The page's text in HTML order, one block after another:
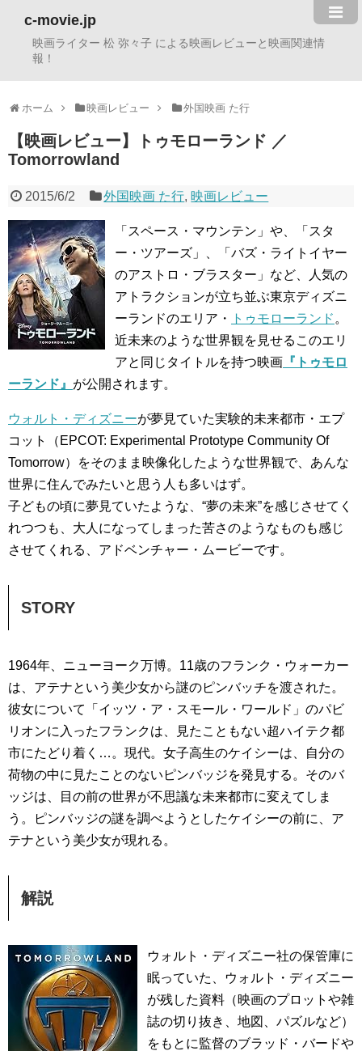
c-movie.jp
映画ライター 松 弥々子 による映画レビューと映画関連情
報！
ホーム 映画レビュー 外国映画 た行
【映画レビュー】トゥモローランド ／
Tomorrowland
2015/6/2 外国映画 た行, 映画レビュー
「スペース・マウンテン」や、「スタ
ー・ツアーズ」、「バズ・ライトイヤー
のアストロ・ブラスター」など、人気の
アトラクションが立ち並ぶ東京ディズニ
ーランドのエリア・
トゥモローランド 。
近未来のような世界観を見せるこのエリ
アと同じタイトルを持つ映画 『トゥモロ
ーランド』 が公開されます。
ウォルト・ディズニーが夢見ていた実験的未来都市・エプ
コット（EPCOT: Experimental Prototype Community Of
Tomorrow）をそのまま映像化したような世界観で、あんな
世界に住んでみたいと思う人も多いはず。
子どもの頃に夢見ていたような、“夢の未来”を感じさせてく
れつつも、大人になってしまった苦さのようなものも感じ
させてくれる、アドベンチャー・ムービーです。
STORY
1964年、ニューヨーク万博。11歳のフランク・ウォーカー
は、アテナという美少女から謎のピンバッチを渡された。
彼女について「イッツ・ア・スモール・ワールド」のパビ
リオンに入ったフランクは、見たこともない超ハイテク都
市にたどり着く…。現代。女子高生のケイシーは、自分の
荷物の中に見たことのないピンバッジを発見する。そのバ
ッジは、目の前の世界が不思議な未来都市に変えてしま
う。ピンバッジの謎を調べようとしたケイシーの前に、ア
テナという美少女が現れる。
解説
ウォルト・ディズニー社の保管庫に
眠っていた、ウォルト・ディズニー
が残した資料（映画のプロットや雑
誌の切り抜き、地図、パズルなど）
をもとに監督のブラッド・バードや